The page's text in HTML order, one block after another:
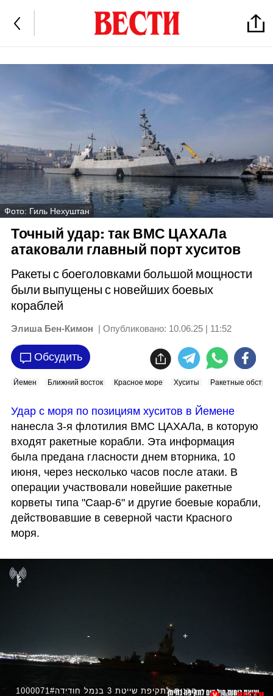
Фото: Гиль Нехуштан
Точный удар: так ВМС ЦАХАЛа
атаковали главный порт хуситов
Ракеты с боеголовками большой мощности
были выпущены с новейших боевых
кораблей
Элиша Бен-Кимон | Опубликовано: 10.06.25 | 11:52
Обсудить
Йемен Ближний восток Красное море Хуситы Ракетные
Удар с моря по позициям хуситов в Йемене
нанесла 3-я флотилия ВМС ЦАХАЛа, в которую
входят ракетные корабли. Эта информация
была предана гласности днем вторника, 10
июня, через несколько часов после атаки. В
операции участвовали новейшие ракетные
корветы типа "Саар-6" и другие боевые корабли,
действовавшие в северной части Красного
моря.
1000071#תיעודים מההכנות לתקיפת שייטת 3 בנמל חודידה